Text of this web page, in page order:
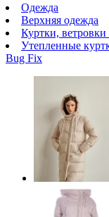
Одежда
Верхняя одежда
Куртки,
Утепленные
Bug Fix